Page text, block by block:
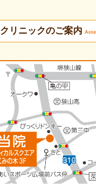
クリニックのご案内